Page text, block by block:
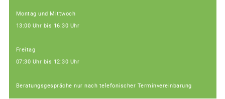
Montag und Mittwoch
13:00 Uhr bis 16:30 Uhr
Freitag
07:30 Uhr bis 12:30 Uhr
Beratungsgespräche nur nach telefonischer Terminvereinbarung